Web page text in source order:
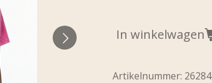
In winkelwagen
Artikelnummer: 26284